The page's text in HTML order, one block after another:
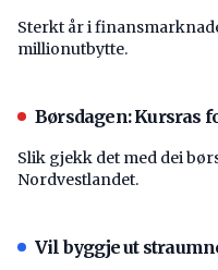
Sterkt år i
millionutbytte.
Børsdagen: Kursras
Slik gjekk det med dei
Nordvestlandet.
Vil byggje ut